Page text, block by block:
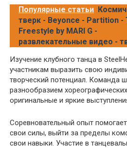
Популярные статьи
тверк - Beyonce - Partition -
Freestyle by MARI G -
развлекательные видео -
Изучение клубного танца в
участникам выразить свою
творческий потенциал. Команда
разнообразием
оригинальные и яркие
Соревновательный опыт
свои силы, выйти за пределы
свои навыки. Участие в